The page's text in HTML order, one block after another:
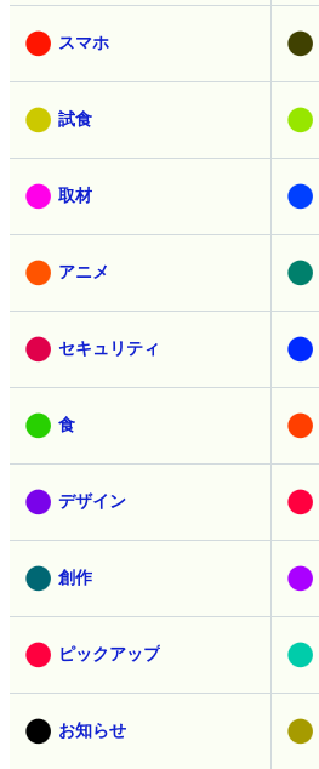
スマホ
試食
取材
アニメ
セキュリティ
食
デザイン
創作
ピックアップ
お知らせ